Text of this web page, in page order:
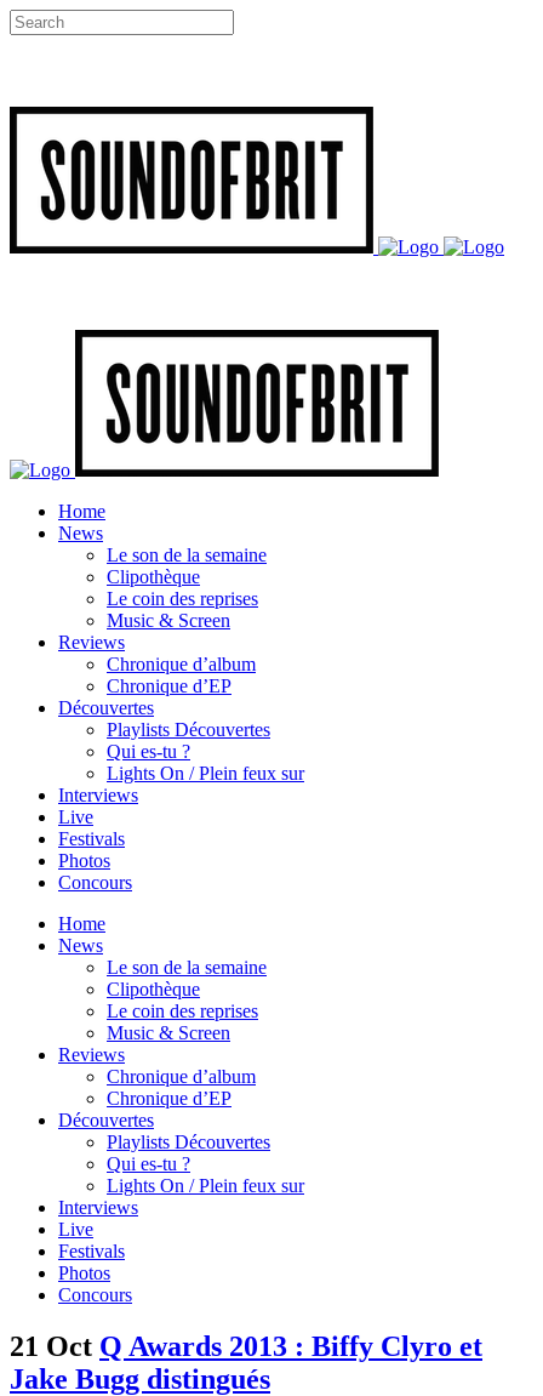
Home
News
Le son de la semaine
Clipothèque
Le coin des reprises
Music & Screen
Reviews
Chronique d’album
Chronique d’EP
Découvertes
Playlists Découvertes
Qui es-tu ?
Lights On / Plein feux sur
Interviews
Live
Festivals
Photos
Concours
Home
News
Le son de la semaine
Clipothèque
Le coin des reprises
Music & Screen
Reviews
Chronique d’album
Chronique d’EP
Découvertes
Playlists Découvertes
Qui es-tu ?
Lights On / Plein feux sur
Interviews
Live
Festivals
Photos
Concours
21 Oct Q Awards 2013 : Biffy Clyro et
Jake Bugg distingués